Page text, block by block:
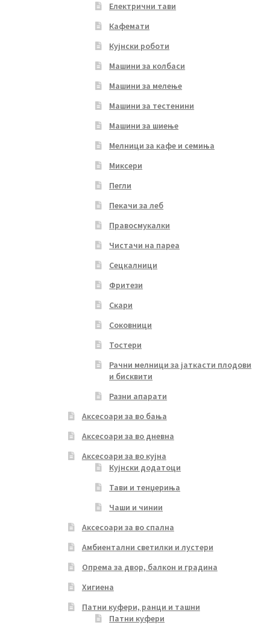
Електрични тави
Кафемати
Кујнски роботи
Машини за колбаси
Машини за мелење
Машини за тестенини
Машини за шиење
Мелници за кафе и семиња
Миксери
Пегли
Пекачи за леб
Правосмукалки
Чистачи на пареа
Сецкалници
Фритези
Скари
Соковници
Тостери
Рачни мелници за јаткасти плодови
и бисквити
Разни апарати
Аксесоари за во бања
Аксесоари за во дневна
Аксесоари за во кујна
Кујнски додатоци
Тави и тенџериња
Чаши и чинии
Аксесоари за во спална
Амбиентални светилки и лустери
Опрема за двор, балкон и градина
Хигиена
Патни куфери, ранци и ташни
Патни куфери